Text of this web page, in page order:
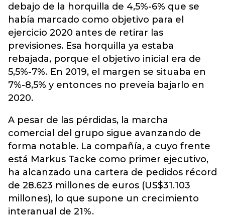
debajo de la horquilla de 4,5%-6% que se
había marcado como objetivo para el
ejercicio 2020 antes de retirar las
previsiones. Esa horquilla ya estaba
rebajada, porque el objetivo inicial era de
5,5%-7%. En 2019, el margen se situaba en
7%-8,5% y entonces no preveía bajarlo en
2020.
A pesar de las pérdidas, la marcha
comercial del grupo sigue avanzando de
forma notable. La compañía, a cuyo frente
está Markus Tacke como primer ejecutivo,
ha alcanzado una cartera de pedidos récord
de 28.623 millones de euros (US$31.103
millones), lo que supone un crecimiento
interanual de 21%.